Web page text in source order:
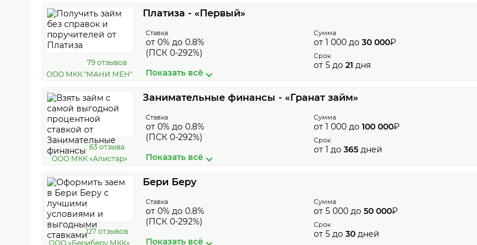
79 отзывов
ООО МКК "МАНИ МЕН"
Платиза - «Первый»
Ставка
от 0% до 0.8%
(ПСК 0-292%)
Сумма
от 1 000 до30 000₽
Срок
от 5 до21 дня
Показать всё
63 отзыва
ООО МКК «Алистар»
Занимательные финансы - «Гранат займ»
Ставка
от 0% до 0.8%
(ПСК 0-292%)
Сумма
от 1 000 до100 000₽
Срок
от 1 до365 дней
Показать всё
127 отзывов
ООО «Бериберу МКК»
Бери Беру
Ставка
от 0% до 0.8%
(ПСК 0-292%)
Сумма
от 5 000 до50 000₽
Срок
от 5 до30 дней
Показать всё